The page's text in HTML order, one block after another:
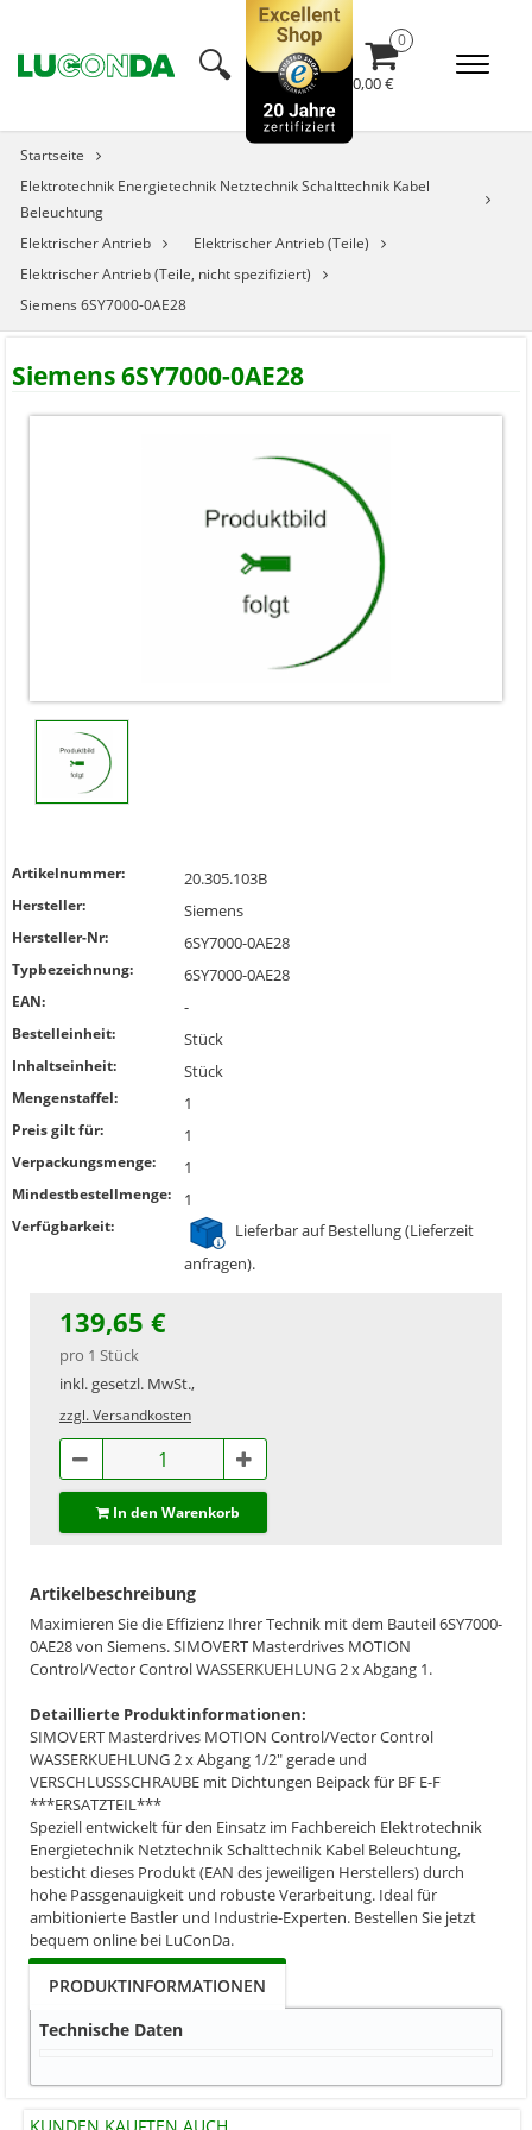
🔍︎ 0,00 €
Startseite
Elektrotechnik Energietechnik Netztechnik Schalttechnik Kabel
Beleuchtung
Elektrischer Antrieb
Elektrischer Antrieb (Teile)
Elektrischer Antrieb (Teile, nicht spezifiziert)
Siemens 6SY7000-0AE28
Siemens 6SY7000-0AE28
Artikelnummer: 20.305.103B
Hersteller: Siemens
Hersteller-Nr: 6SY7000-0AE28
Typbezeichnung: 6SY7000-0AE28
EAN: -
Bestelleinheit: Stück
Inhaltseinheit: Stück
Mengenstaffel: 1
Preis gilt für: 1
Verpackungsmenge: 1
Mindestbestellmenge: 1
Verfügbarkeit:
Lieferbar auf Bestellung (Lieferzeit
anfragen).
139,65 €
pro 1 Stück
inkl. gesetzl. MwSt.,
zzgl. Versandkosten
In den Warenkorb
Artikelbeschreibung
Maximieren Sie die Effizienz Ihrer Technik mit dem Bauteil 6SY7000-
0AE28 von Siemens. SIMOVERT Masterdrives MOTION
Control/Vector Control WASSERKUEHLUNG 2 x Abgang 1.
Detaillierte Produktinformationen:
SIMOVERT Masterdrives MOTION Control/Vector Control
WASSERKUEHLUNG 2 x Abgang 1/2" gerade und
VERSCHLUSSSCHRAUBE mit Dichtungen Beipack für BF E-F
***ERSATZTEIL***
Speziell entwickelt für den Einsatz im Fachbereich Elektrotechnik
Energietechnik Netztechnik Schalttechnik Kabel Beleuchtung,
besticht dieses Produkt (EAN des jeweiligen Herstellers) durch
hohe Passgenauigkeit und robuste Verarbeitung. Ideal für
ambitionierte Bastler und Industrie-Experten. Bestellen Sie jetzt
bequem online bei LuConDa.
PRODUKTINFORMATIONEN
Technische Daten